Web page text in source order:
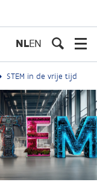
NLEN
STEM in de vrije tijd